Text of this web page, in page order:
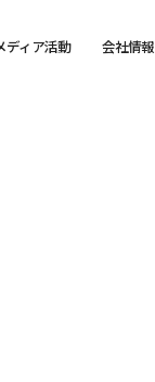
ディア活動 会社情報